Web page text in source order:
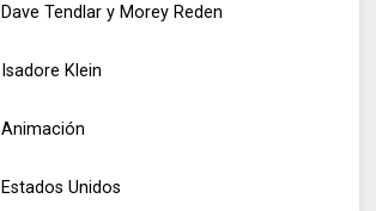
Dave Tendlar y Morey Reden
Isadore Klein
Animación
Estados Unidos